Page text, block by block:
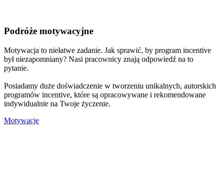
Podróże motywacyjne
Motywacja to niełatwe zadanie. Jak sprawić, by program incentive
był niezapomniany? Nasi pracownicy znają odpowiedź na to
pytanie.
Posiadamy duże doświadczenie w tworzeniu unikalnych, autorskich
programów incentive, które są opracowywane i rekomendowane
indywidualnie na Twoje życzenie.
Motywacje